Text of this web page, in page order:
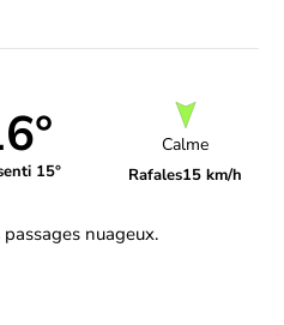
15°
Calme
Rafales15 km/h
nuageux.